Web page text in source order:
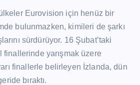
Eurovision için henüz bir
bulunmazken, kimileri de şarkı
sürdürüyor. 16 Şubat’taki
finallerinde yarışmak üzere
finallerle belirleyen İzlanda, dün
bıraktı.